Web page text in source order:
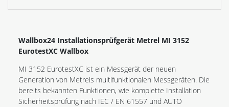
Wallbox24 Installationsprüfgerät Metrel MI 3152
EurotestXC Wallbox
MI 3152 EurotestXC ist ein Messgerät der neuen
Generation von Metrels multifunktionalen Messgeräten. Die
bereits bekannten Funktionen, wie komplette Installation
Sicherheitsprüfung nach IEC / EN 61557 und AUTO